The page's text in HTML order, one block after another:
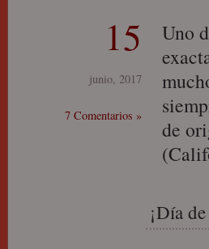
15
junio, 2017
7 Comentarios »
Uno
de
¡Día